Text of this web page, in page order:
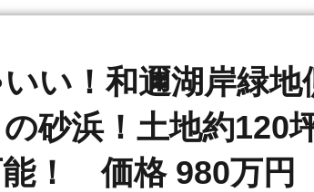
いい！和邇湖岸緑
砂浜！土地約
能！ 価格 980万